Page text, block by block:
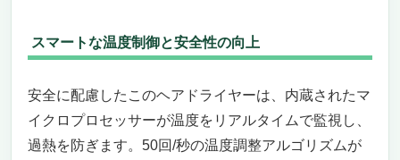
スマートな温度制御と安全性の向上
安全に配慮したこのヘアドライヤーは、内蔵されたマ
イクロプロセッサーが温度をリアルタイムで監視し、
過熱を防ぎます。50回/秒の温度調整アルゴリズムが